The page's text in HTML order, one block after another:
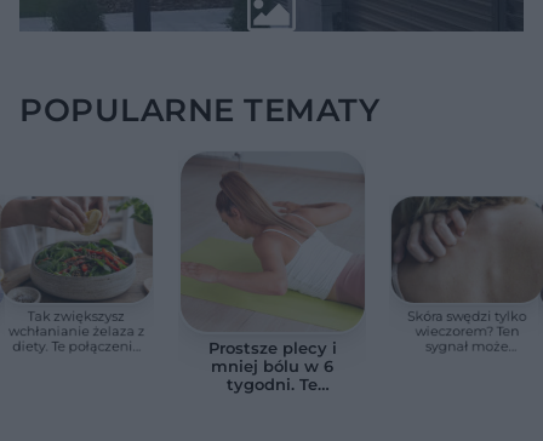
POPULARNE TEMATY
Tak zwiększysz
wchłanianie żelaza z
diety. Te połączenia
Prostsze plecy i
mniej bólu w 6
tygodni. Te
Skóra swędzi tylko
wieczorem? Ten
sygnał może